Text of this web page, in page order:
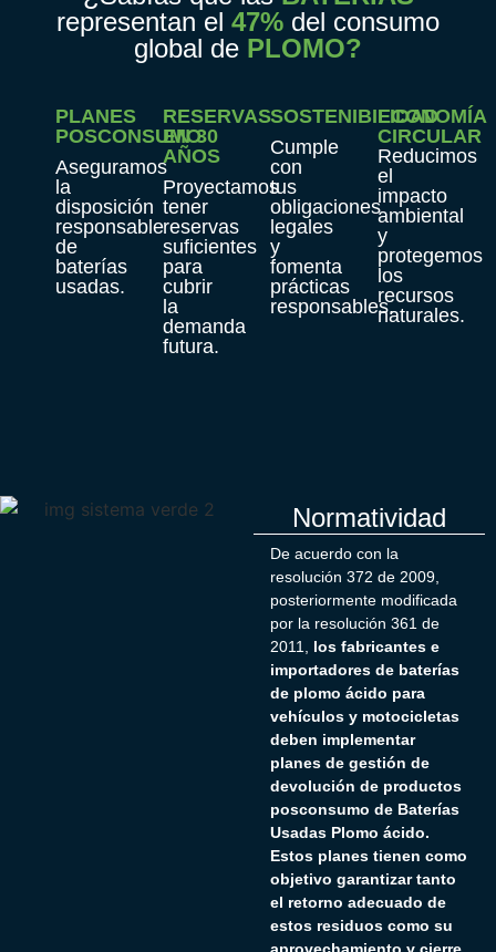
representan el 47% del consumo
global de PLOMO?
PLANES
POSCONSUMO
Aseguramos
la
disposición
responsable
de
baterías
usadas.
RESERVAS
EN 30
AÑOS
Proyectamos
tener
reservas
suficientes
para
cubrir
la
demanda
futura.
SOSTENIBILIDAD
Cumple
con
tus
obligaciones
legales
y
fomenta
prácticas
responsables.
ECONOMÍA
CIRCULAR
Reducimos
el
impacto
ambiental
y
protegemos
los
recursos
naturales.
Normatividad
De acuerdo con la
resolución 372 de 2009,
posteriormente modificada
por la resolución 361 de
2011, los fabricantes e
importadores de baterías
de plomo ácido para
vehículos y motocicletas
deben implementar
planes de gestión de
devolución de productos
posconsumo de Baterías
Usadas Plomo ácido.
Estos planes tienen como
objetivo garantizar tanto
el retorno adecuado de
estos residuos como su